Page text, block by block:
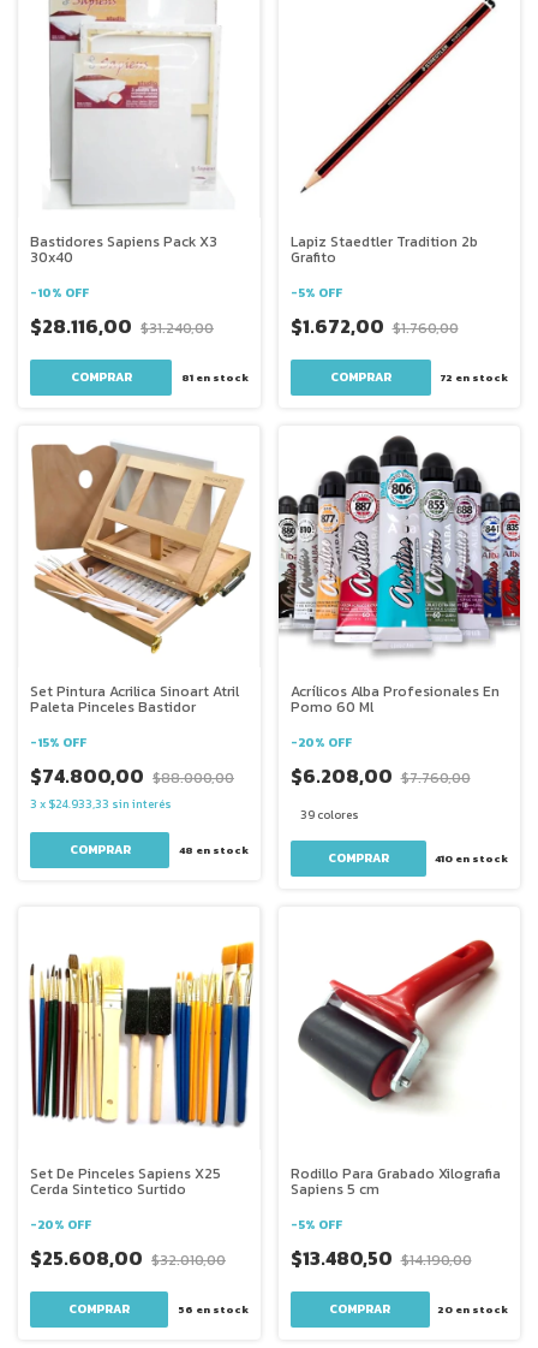
Bastidores Sapiens Pack X3
30x40
-10% OFF
$28.116,00 $31.240,00
81en stock
Lapiz Staedtler Tradition 2b
Grafito
-5% OFF
$1.672,00 $1.760,00
72 en stock
Set Pintura Acrilica Sinoart Atril
Paleta Pinceles Bastidor
-15% OFF
$74.800,00 $88.000,00
3 x $24.933,33 sin interés
48 en stock
Acrílicos Alba Profesionales En
Pomo 60 Ml
-20% OFF
$6.208,00 $7.760,00
39 colores
COMPRAR 410 en stock
Set De Pinceles Sapiens X25
Cerda Sintetico Surtido
-20% OFF
$25.608,00 $32.010,00
56 en stock
Rodillo Para Grabado Xilografia
Sapiens 5 cm
-5% OFF
$13.480,50 $14.190,00
20 en stock